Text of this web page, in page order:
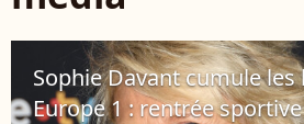
Sophie Davant cumule
Europe 1 : rentrée